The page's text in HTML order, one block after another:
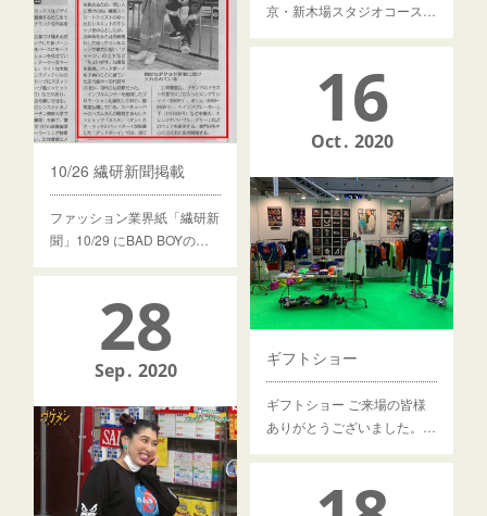
京・新木場スタジオコース…
10/26 繊研新聞掲載
ファッション業界紙「繊研新
聞」10/29 にBAD BOYの…
16
Oct 2020
ギフトショー
ギフトショー ご来場の皆様
ありがとうございました。…
28
Sep 2020